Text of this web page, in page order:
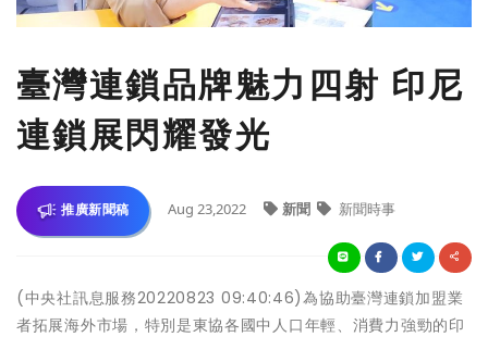
臺灣連鎖品牌魅力四射 印尼
連鎖展閃耀發光
推廣新聞稿 Aug 23,2022 新聞 新聞時事
(中央社訊息服務20220823 09:40:46)為協助臺灣連鎖加盟業
者拓展海外市場，特別是東協各國中人口年輕、消費力強勁的印